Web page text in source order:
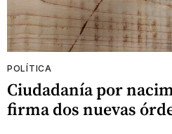
POLÍTICA
Ciudadanía por
firma dos nuevas